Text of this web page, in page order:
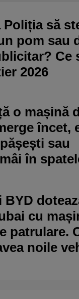
Poliția să
pom sau
Ce
2026
o mașină
încet,
sau
în
cu
patrulare.
noile